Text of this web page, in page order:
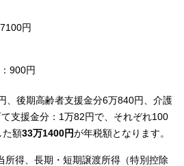
円
900円
、後期高齢者支援金分6万840円、介護
支援金分：1万82円で、それぞれ100
た額33万1400円が年税額となります。
所得、長期・短期譲渡所得（特別控除